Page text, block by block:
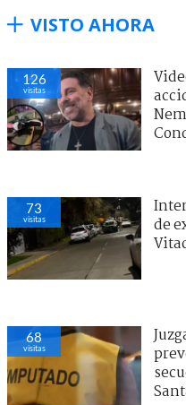
VISTO AHORA
126
visitas
73
visitas
de
68
visitas